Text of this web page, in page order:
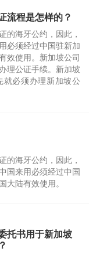
流程是怎样的？
的海牙公约，因此，
必须经过中国驻新加
效使用。新加坡公司
理公证手续。新加坡
必须办理新加坡公
的海牙公约，因此，
国来用必须经过中国
大陆有效使用。
托书用于新加坡